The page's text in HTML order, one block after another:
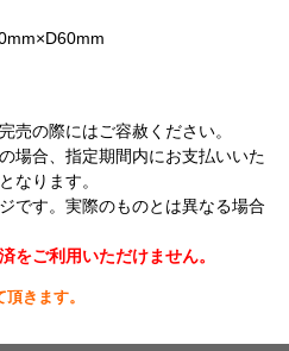
売の際にはご容赦ください。
場合、指定期間内にお支払いいた
なります。
です。実際のものとは異なる場合
をご利用いただけません。
きます。